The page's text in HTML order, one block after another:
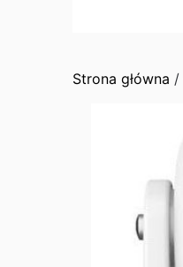
Strona główna /